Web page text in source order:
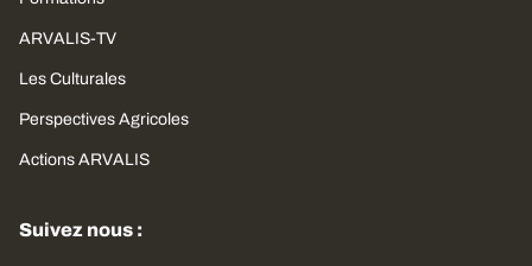
ARVALIS-TV
Les Culturales
Perspectives Agricoles
Actions ARVALIS
Suivez nous :